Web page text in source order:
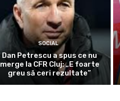
SOCIAL
Dan Petrescu a spus ce nu
merge la CFR Cluj: „E foarte
greu să ceri rezultate”